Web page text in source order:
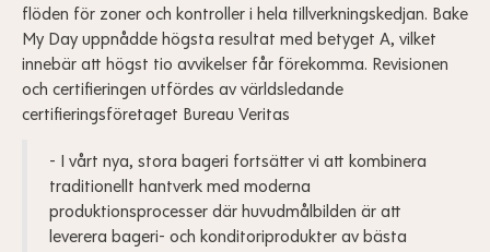
flöden för zoner och kontroller i hela tillverkningskedjan. Bake
My Day uppnådde högsta resultat med betyget A, vilket
innebär att högst tio avvikelser får förekomma. Revisionen
och certifieringen utfördes av världsledande
certifieringsföretaget Bureau Veritas
- I vårt nya, stora bageri fortsätter vi att kombinera
traditionellt hantverk med moderna
produktionsprocesser där huvudmålbilden är att
leverera bageri- och konditoriprodukter av bästa